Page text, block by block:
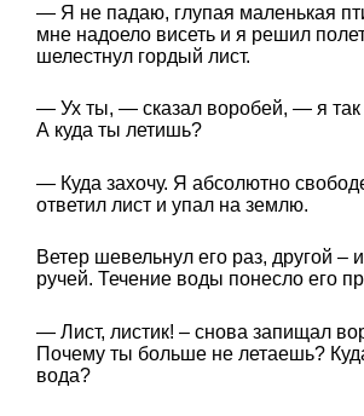
— Я не падаю, глупая маленькая
мне надоело висеть и я решил
шелестнул гордый лист.
— Ух ты, — сказал воробей, — я так
А куда ты летишь?
— Куда захочу. Я абсолютно
ответил лист и упал на землю.
Ветер шевельнул его раз, другой –
ручей. Течение воды понесло его
— Лист, листик! – снова запищал
Почему ты больше не летаешь?
вода?